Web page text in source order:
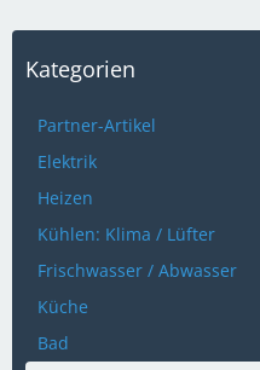
Kategorien
Partner-Artikel
Elektrik
Heizen
Kühlen: Klima / Lüfter
Frischwasser / Abwasser
Küche
Bad